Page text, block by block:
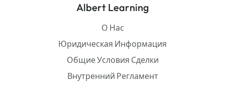
Albert Learning
О Нас
Юридическая Информация
Общие Условия Сделки
Внутренний Регламент